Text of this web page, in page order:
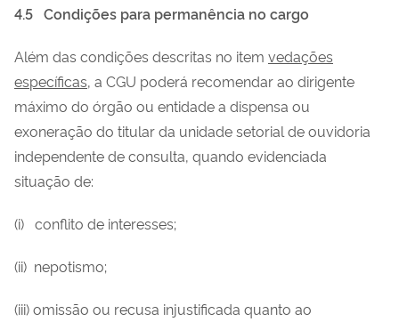
4.5 Condições para permanência no cargo
Além das condições descritas no item vedações
específicas, a CGU poderá recomendar ao dirigente
máximo do órgão ou entidade a dispensa ou
exoneração do titular da unidade setorial de ouvidoria
independente de consulta, quando evidenciada
situação de:
(i) conflito de interesses;
(ii) nepotismo;
(iii) omissão ou recusa injustificada quanto ao